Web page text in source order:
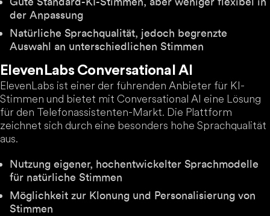
der Anpassung
Natürliche Sprachqualität, jedoch begrenzte
Auswahl an unterschiedlichen Stimmen
ElevenLabs Conversational AI
ElevenLabs ist einer der führenden Anbieter für KI-
Stimmen und bietet mit Conversational AI eine Lösung
für den Telefonassistenten-Markt. Die Plattform
zeichnet sich durch eine besonders hohe Sprachqualität
aus.
Nutzung eigener, hochentwickelter Sprachmodelle
für natürliche Stimmen
Möglichkeit zur Klonung und Personalisierung von
Stimmen